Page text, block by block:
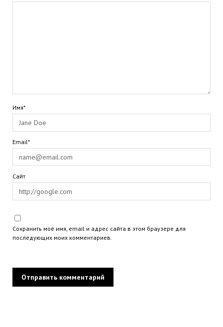
Имя*
Email*
Сайт
Сохранить моё имя, email и адрес сайта в этом браузере для
последующих моих комментариев.